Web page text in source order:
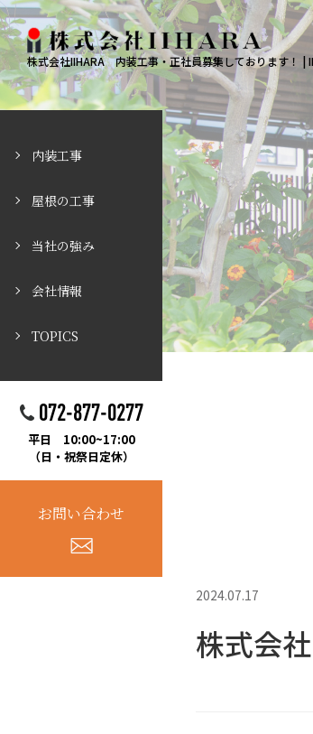
株式会社IIHARA 内装工事・正社員募集しております！ |
内装工事
屋根の工事
当社の強み
会社情報
TOPICS
072-877-0277
平日 10:00~17:00
（日・祝祭日定休）
お問い合わせ
2024.07.17
株式会